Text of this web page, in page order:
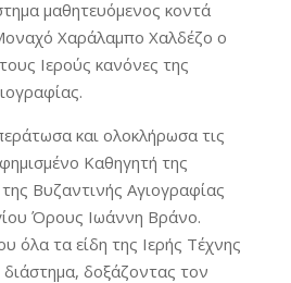
μαθητευόμενος κοντά
Χαράλαμπο Χαλδέζο ο
Ιερούς κανόνες της
και ολοκλήρωσα τις
Καθηγητή της
Βυζαντινής Αγιογραφίας
Όρους Ιωάννη Βράνο.
όλα τα είδη της Ιερής Τέχνης
διάστημα, δοξάζοντας τον